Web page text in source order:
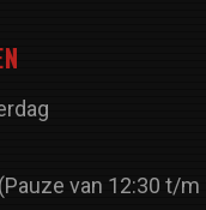
van 12:30 t/m